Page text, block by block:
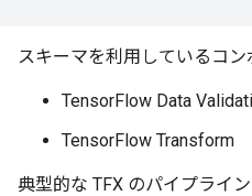
スキーマを利用しているコ
TensorFlow Data
TensorFlow Transform
典型的な TFX のパイプライ